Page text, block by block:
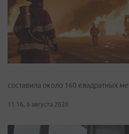
составила около 160 квадратных
11:16, 6 августа 2026